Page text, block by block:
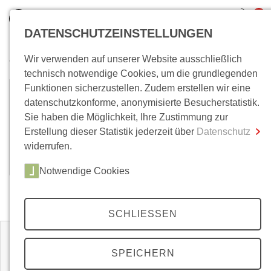
inkl. MwSt.
0,00 €
Zum Warenkorb Zur Kasse
Wo bin ich?
Karsten Wilke
Karsten Wilke, Dr., Historiker, ist Lehrbeauftragter
an der Fakultät der Geistenwissenschaften der
Universität Bielefeld. (Stand: Januar 2019)
Zeitschriften
DATENSCHUTZEINSTELLUNGEN
Wir verwenden auf unserer Website ausschließlich
technisch notwendige Cookies, um die grundlegenden
Funktionen sicherzustellen. Zudem erstellen wir eine
datenschutzkonforme, anonymisierte Besucherstatistik.
Sie haben die Möglichkeit, Ihre Zustimmung zur
Erstellung dieser Statistik jederzeit über Datenschutz
widerrufen.
Notwendige Cookies
SCHLIESSEN
SPEICHERN